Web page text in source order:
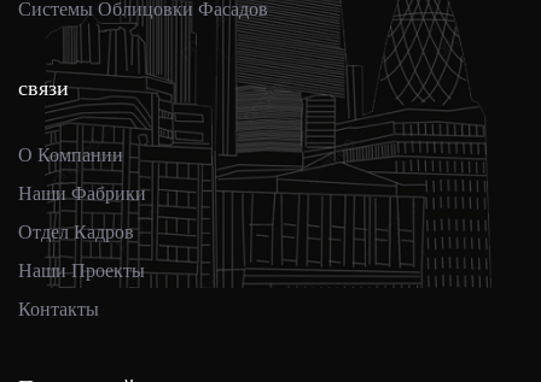
9
Системы Облицовки Фасадов
связи
О Компании
Наши Фабрики
Отдел Кадров
Наши Проекты
Контакты